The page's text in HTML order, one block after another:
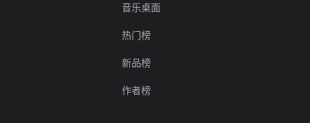
音乐桌面
热门榜
新品榜
作者榜